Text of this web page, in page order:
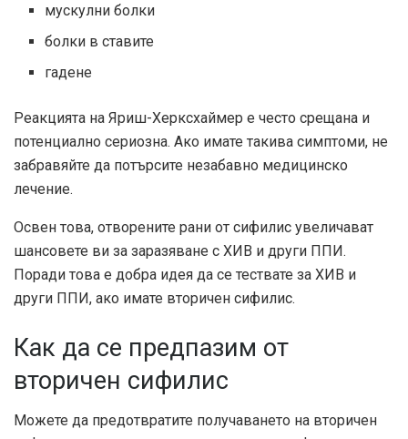
мускулни болки
болки в ставите
гадене
Реакцията на Яриш-Херксхаймер е често срещана и
потенциално сериозна. Ако имате такива симптоми, не
забравяйте да потърсите незабавно медицинско
лечение.
Освен това, отворените рани от сифилис увеличават
шансовете ви за заразяване с ХИВ и други ППИ.
Поради това е добра идея да се тествате за ХИВ и
други ППИ, ако имате вторичен сифилис.
Как да се предпазим от
вторичен сифилис
Можете да предотвратите получаването на вторичен